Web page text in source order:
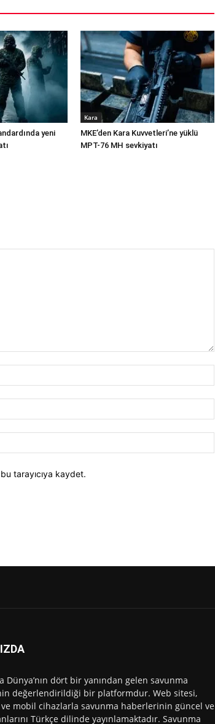
yeni
Kara
MKE’den Kara Kuvvetleri’ne yüklü
MPT-76 MH sevkiyatı
tarayıcıya kaydet.
Dünya’nın dört bir yanından gelen savunma
değerlendirildiği bir platformdur. Web sitesi,
mobil cihazlarla savunma haberlerinin güncel ve
Türkçe dilinde yayınlamaktadır. Savunma